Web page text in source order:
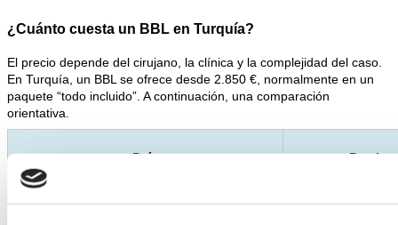
¿Cuánto cuesta un BBL en Turquía?
El precio depende del cirujano, la clínica y la complejidad del caso.
En Turquía, un BBL se ofrece desde 2.850 €, normalmente en un
paquete “todo incluido”. A continuación, una comparación
orientativa.
País Precio